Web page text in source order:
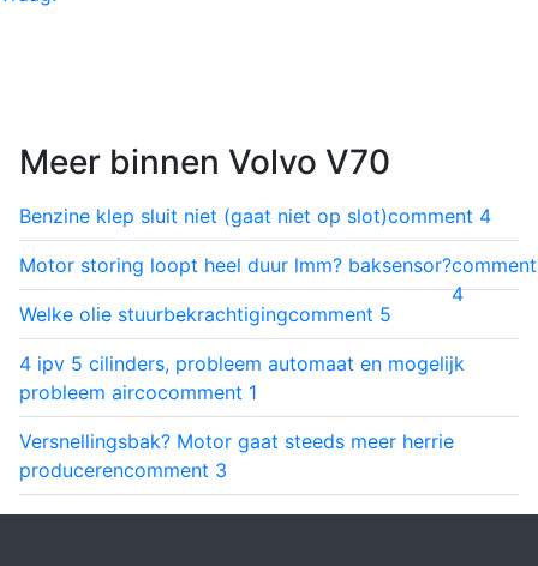
Meer binnen Volvo V70
Benzine klep sluit niet (gaat niet op slot)comment 4
Motor storing loopt heel duur lmm? baksensor?comment
4
Welke olie stuurbekrachtigingcomment 5
4 ipv 5 cilinders, probleem automaat en mogelijk
probleem aircocomment 1
Versnellingsbak? Motor gaat steeds meer herrie
producerencomment 3